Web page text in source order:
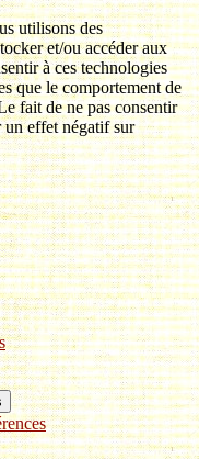
utilisons des
et/ou accéder aux
à ces technologies
que le comportement de
fait de ne pas consentir
un effet négatif sur